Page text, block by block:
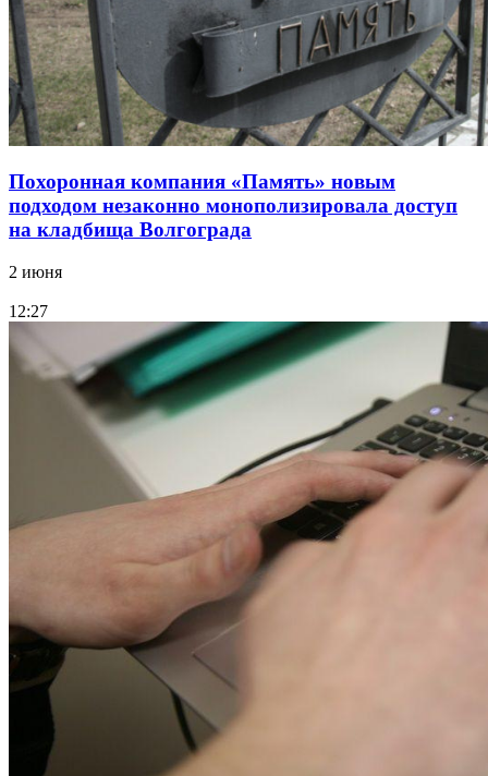
Похоронная компания «Память» новым
подходом незаконно монополизировала доступ
на кладбища Волгограда
2 июня
12:27